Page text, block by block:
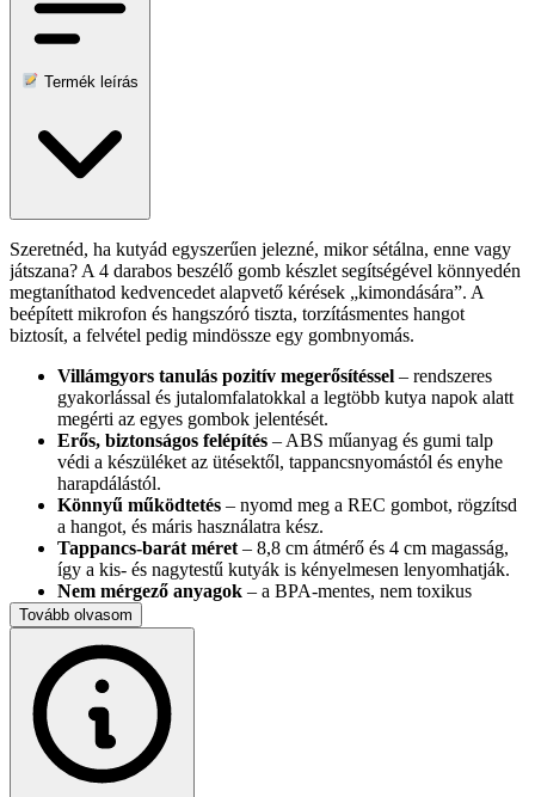
Termék leírás
Szeretnéd, ha kutyád egyszerűen jelezné, mikor sétálna, enne vagy
játszana? A 4 darabos beszélő gomb készlet segítségével könnyedén
megtaníthatod kedvencedet alapvető kérések „kimondására”. A
beépített mikrofon és hangszóró tiszta, torzításmentes hangot
biztosít, a felvétel pedig mindössze egy gombnyomás.
Villámgyors tanulás pozitív megerősítéssel – rendszeres
gyakorlással és jutalomfalatokkal a legtöbb kutya napok alatt
megérti az egyes gombok jelentését.
Erős, biztonságos felépítés – ABS műanyag és gumi talp
védi a készüléket az ütésektől, tappancsnyomástól és enyhe
harapdálástól.
Könnyű működtetés – nyomd meg a REC gombot, rögzítsd
a hangot, és máris használatra kész.
Tappancs-barát méret – 8,8 cm átmérő és 4 cm magasság,
így a kis- és nagytestű kutyák is kényelmesen lenyomhatják.
Nem mérgező anyagok – a BPA-mentes, nem toxikus
anyagok óvják a kedvenc egészségét.
A készlet tartalma: 1 db stabil alap, 4 db programozható gomb,
színes ajándékdoboz. A gombok 2 × AAA elemmel működnek (nem
tartozék). Ideális beltéri használatra, otthoni tréninghez vagy akár
állatterapeuták számára is.
Gombméret: 8,8 cm × 4 cm
Súly gombonként: 224 g
Tovább olvasom